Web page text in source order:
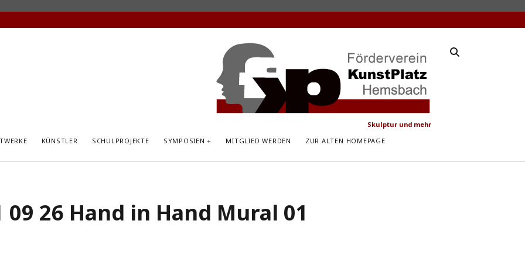
KunstPlatz
Hemsbach
Skulptur und mehr
KÜNSTLER SCHULPROJEKTE SYMPOSIEN MITGLIED WERDEN ZUR ALTEN HOMEPAGE
09 26 Hand in Hand Mural 01